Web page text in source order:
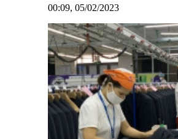
00:09, 05/02/2023